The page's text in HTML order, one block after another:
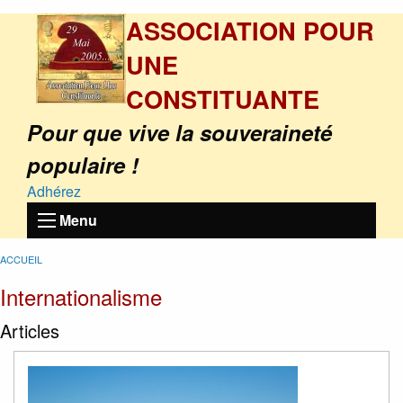
ASSOCIATION POUR
UNE
CONSTITUANTE
Pour que vive la souveraineté
populaire !
Adhérez
Menu
ACCUEIL
Internationalisme
Articles